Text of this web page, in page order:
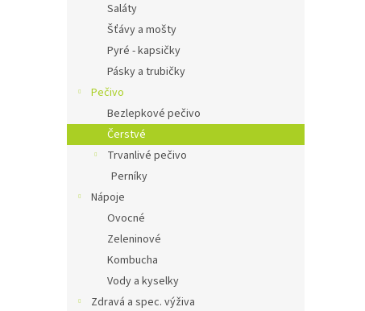
Saláty
Šťávy a mošty
Pyré - kapsičky
Pásky a trubičky
Pečivo
Bezlepkové pečivo
Čerstvé
Trvanlivé pečivo
Perníky
Nápoje
Ovocné
Zeleninové
Kombucha
Vody a kyselky
Zdravá a spec. výživa